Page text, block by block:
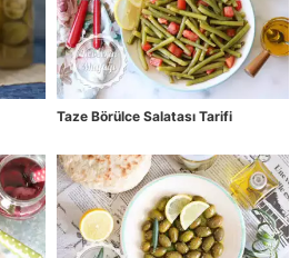
Taze Börülce Salatası Tarifi